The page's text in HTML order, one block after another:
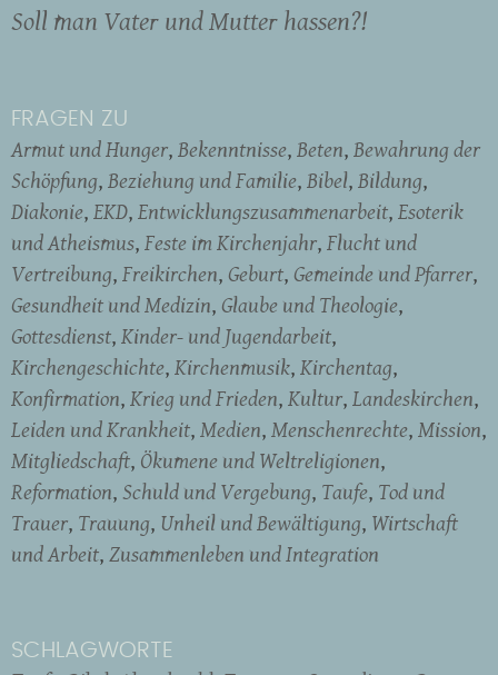
Soll man Vater und Mutter hassen?!
FRAGEN ZU
Armut und Hunger Bekenntnisse Beten Bewahrung der
Schöpfung Beziehung und Familie Bibel Bildung
Diakonie EKD Entwicklungszusammenarbeit Esoterik
und Atheismus Feste im Kirchenjahr Flucht und
Vertreibung Freikirchen Geburt Gemeinde und Pfarrer
Gesundheit und Medizin Glaube und Theologie
Gottesdienst Kinder- und Jugendarbeit
Kirchengeschichte Kirchenmusik Kirchentag
Konfirmation Krieg und Frieden Kultur Landeskirchen
Leiden und Krankheit Medien Menschenrechte Mission
Mitgliedschaft Ökumene und Weltreligionen
Reformation Schuld und Vergebung Taufe Tod und
Trauer Trauung Unheil und Bewältigung Wirtschaft
und Arbeit Zusammenleben und Integration
SCHLAGWORTE